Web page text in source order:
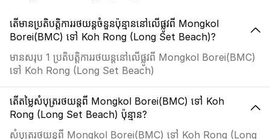
តើមានប្រតិបត្តិការរថយន្តចំនួនប៉ុន្មាននៅលើផ្លូវពី Mongkol
Borei(BMC) ទៅ Koh Rong (Long Set Beach)?
មានសរុប 1 ប្រតិបត្តិការរថយន្តនៅលើផ្លូវពី Mongkol Borei(BMC)
ទៅ Koh Rong (Long Set Beach)
តើតម្លៃសំបុត្ររថយន្តពី Mongkol Borei(BMC) ទៅ Koh
Rong (Long Set Beach) ប៉ុន្មាន?
សំបុត្ររថយន្តពី Mongkol Borei(BMC) ទៅ Koh Rong (Long